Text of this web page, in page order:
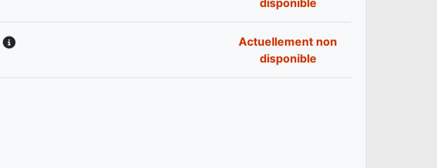
disponible
Actuellement non
disponible